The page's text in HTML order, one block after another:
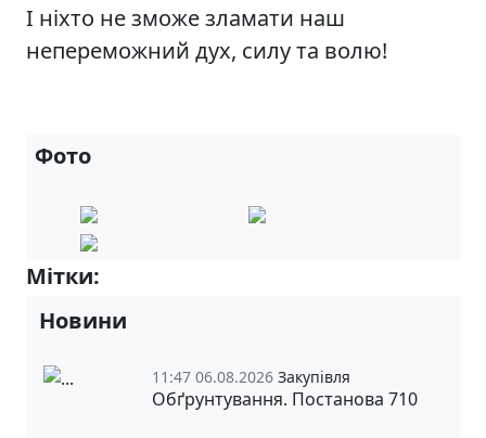
І ніхто не зможе зламати наш
непереможний дух, силу та волю!
Фото
Мітки:
Новини
11:47 06.08.2026 Закупівля
Обґрунтування. Постанова 710